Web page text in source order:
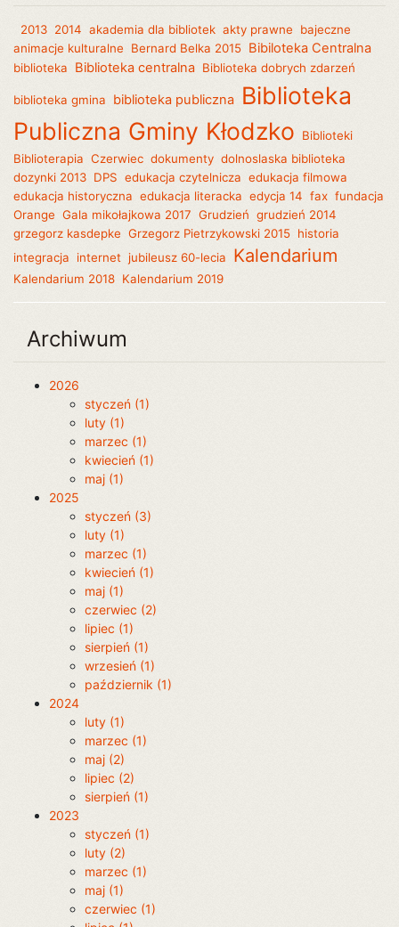
2013 2014 akademia dla bibliotek akty prawne
bajeczne
animacje kulturalne
Bernard Belka 2015 Bibiloteka Centralna
biblioteka Biblioteka centralna Biblioteka dobrych zdarzeń
biblioteka gmina biblioteka publiczna Biblioteka
Publiczna Gminy Kłodzko
Biblioteki
Biblioterapia Czerwiec dokumenty dolnoslaska biblioteka
dozynki 2013 DPS edukacja czytelnicza edukacja filmowa
edukacja historyczna edukacja literacka edycja 14 fax fundacja
Orange Gala mikołajkowa 2017 Grudzień grudzień 2014
grzegorz kasdepke Grzegorz Pietrzykowski 2015 historia
integracja internet jubileusz 60-lecia Kalendarium
Kalendarium 2018 Kalendarium 2019
Archiwum
2026
styczeń (1)
luty (1)
marzec (1)
kwiecień (1)
maj (1)
2025
styczeń (3)
luty (1)
marzec (1)
kwiecień (1)
maj (1)
czerwiec (2)
lipiec (1)
sierpień (1)
wrzesień (1)
październik (1)
2024
luty (1)
marzec (1)
maj (2)
lipiec (2)
sierpień (1)
2023
styczeń (1)
luty (2)
marzec (1)
maj (1)
czerwiec (1)